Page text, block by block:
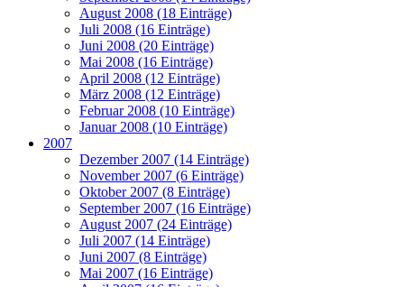
August 2008 (18 Einträge)
Juli 2008 (16 Einträge)
Juni 2008 (20 Einträge)
Mai 2008 (16 Einträge)
April 2008 (12 Einträge)
März 2008 (12 Einträge)
Februar 2008 (10 Einträge)
Januar 2008 (10 Einträge)
2007
Dezember 2007 (14 Einträge)
November 2007 (6 Einträge)
Oktober 2007 (8 Einträge)
September 2007 (16 Einträge)
August 2007 (24 Einträge)
Juli 2007 (14 Einträge)
Juni 2007 (8 Einträge)
Mai 2007 (16 Einträge)